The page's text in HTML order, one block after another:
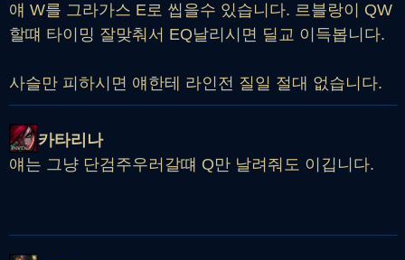
얘 W를 그라가스 E로 씹을수 있습니다. 르블랑이 QW
할떄 타이밍 잘맞춰서 EQ날리시면 딜교 이득봅니다.
사슬만 피하시면 얘한테 라인전 질일 절대 없습니다.
카타리나
얘는 그냥 단검주우러갈떄 Q만 날려줘도 이깁니다.